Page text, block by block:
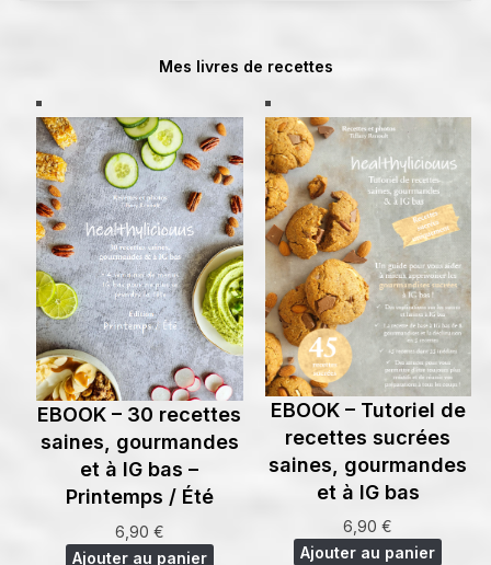
Mes livres de recettes
EBOOK – 30 recettes
saines, gourmandes
et à IG bas –
Printemps / Été
6,90 €
Ajouter au panier
EBOOK – Tutoriel de
recettes sucrées
saines, gourmandes
et à IG bas
6,90€
Ajouter au panier